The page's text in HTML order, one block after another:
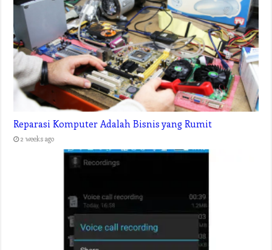
Reparasi Komputer Adalah Bisnis yang Rumit
2 weeks ago